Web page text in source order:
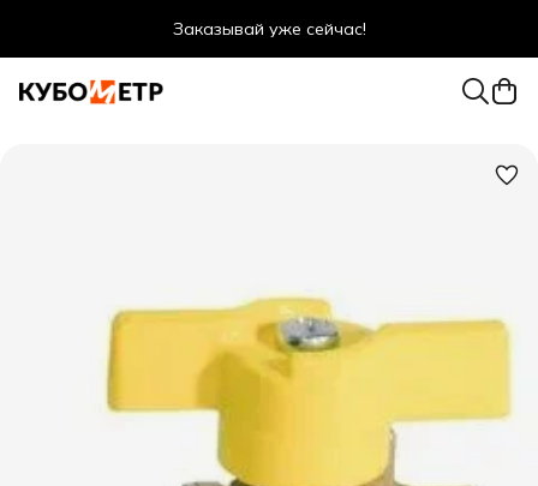
Заказывай уже сейчас!
Оптовые цены даже для физ. лиц